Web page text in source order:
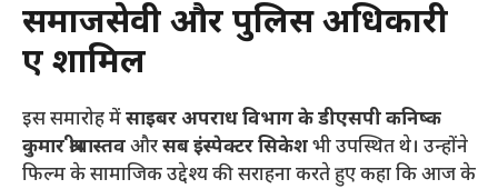
समाजसेवी और पुलिस अधिकारी
हुए शामिल
इस समारोह मेंसाइबर अपराध विभाग के डीएसपी कनिष्क
कुमार श्रीवास्तवऔरसब इंस्पेक्टर सिकेशभी उपस्थित थे। उन्होंने
फिल्म के सामाजिक उद्देश्य की सराहना करते हुए कहा कि आज के